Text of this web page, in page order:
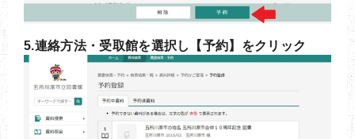
5.連絡方法・受取館を選択し【予約】をクリック